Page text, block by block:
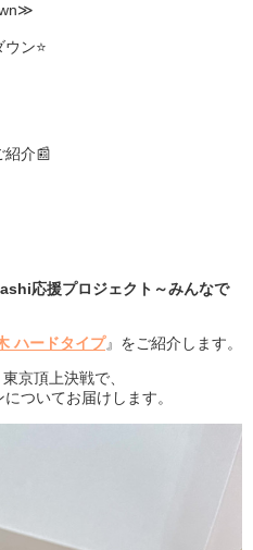
ン⭐
紹介📰
応援プロジェクト～みんなで
ハードタイプ』をご紹介します。
京頂上決戦で、
ついてお届けします。